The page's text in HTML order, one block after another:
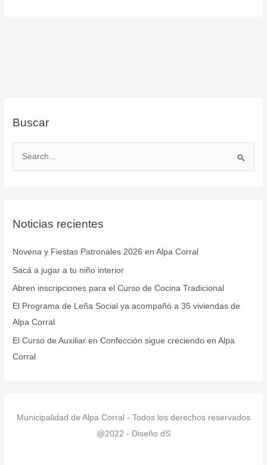
Buscar
a
p
o
r
:
Noticias recientes
Novena y Fiestas Patronales 2026 en Alpa Corral
Sacá a jugar a tu niño interior
Abren inscripciones para el Curso de Cocina Tradicional
El Programa de Leña Social ya acompañó a 35 viviendas de
Alpa Corral
El Curso de Auxiliar en Confección sigue creciendo en Alpa
Corral
Municipalidad de Alpa Corral - Todos los derechos reservados
@2022 - Diseño dS